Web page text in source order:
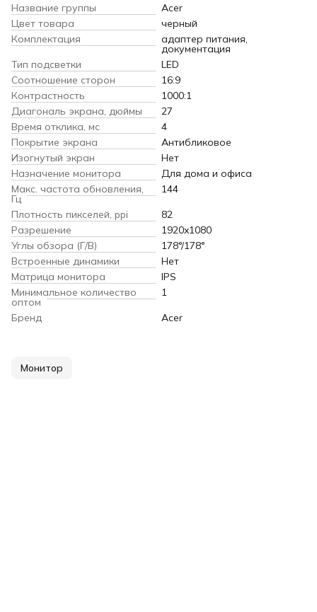
Название группы
Acer
Цвет товара
черный
Комплектация
адаптер питания,
документация
Тип подсветки
LED
Соотношение сторон
16:9
Контрастность
1000:1
Диагональ экрана, дюймы
27
Время отклика, мс
4
Покрытие экрана
Антибликовое
Изогнутый экран
Нет
Назначение монитора
Для дома и офиса
Макс. частота обновления,
Гц
144
Плотность пикселей, ppi
82
Разрешение
1920x1080
Углы обзора (Г/В)
178°/178°
Встроенные динамики
Нет
Матрица монитора
IPS
Минимальное количество
оптом
1
Бренд
Acer
Монитор